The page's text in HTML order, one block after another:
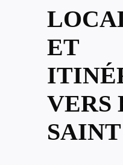
ET
VERS